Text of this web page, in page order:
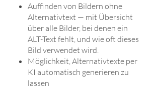
Auffinden von Bildern ohne
Alternativtext — mit Übersicht
über alle Bilder, bei denen ein
ALT-Text fehlt, und wie oft dieses
Bild verwendet wird.
Möglichkeit, Alternativtexte per
KI automatisch generieren zu
lassen